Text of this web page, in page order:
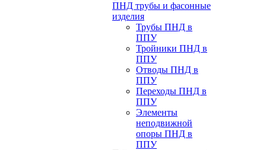
ПНД трубы и фасонные
изделия
Трубы ПНД в
ППУ
Тройники ПНД в
ППУ
Отводы ПНД в
ППУ
Переходы ПНД в
ППУ
Элементы
неподвижной
опоры ПНД в
ППУ